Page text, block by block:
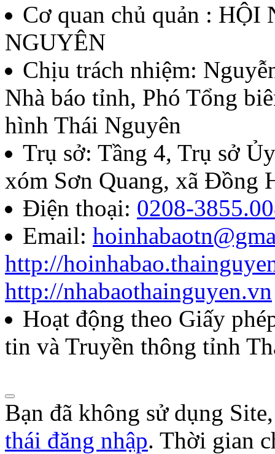
Cơ quan chủ quản :
NGUYÊN
Chịu trách nhiệm:
Nhà báo tỉnh, Phó Tổng
hình Thái Nguyên
Trụ sở: Tầng 4, Trụ sở
xóm Sơn Quang, xã Đồng
Điện thoại: 0208-
Email:
http://
http://nhabaothainguyen.vn
Hoạt động theo Giấy
tin và Truyền thông tỉnh
Bạn đã không sử dụng
thái đăng nhập. Thời gian